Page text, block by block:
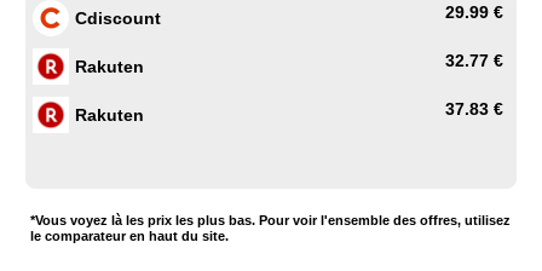
Cdiscount 29.99 €
Rakuten 32.77 €
Rakuten 37.83 €
*Vous voyez là les prix les plus bas. Pour voir l'ensemble des offres, utilisez
le comparateur en haut du site.